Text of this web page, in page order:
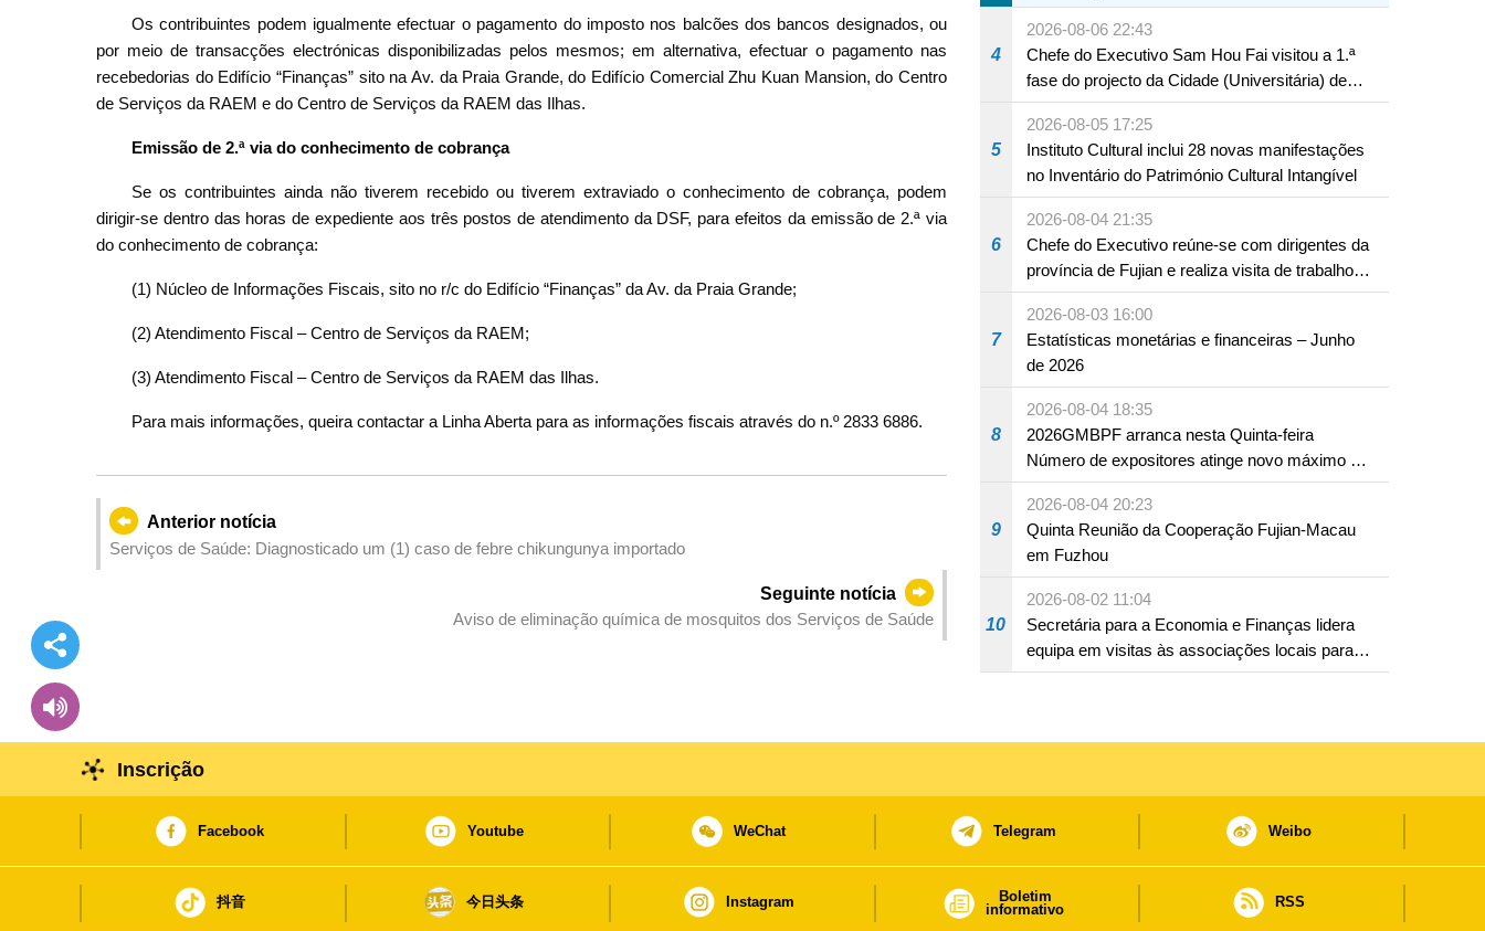
Os contribuintes podem igualmente efectuar o pagamento do imposto nos balcões dos bancos designados, ou
por meio de transacções electrónicas disponibilizadas pelos mesmos; em alternativa, efectuar o pagamento nas
recebedorias do Edifício “Finanças” sito na Av. da Praia Grande, do Edifício Comercial Zhu Kuan Mansion, do Centro
de Serviços da RAEM e do Centro de Serviços da RAEM das Ilhas.
Emissão de 2.ª via do conhecimento de cobrança
Se os contribuintes ainda não tiverem recebido ou tiverem extraviado o conhecimento de cobrança, podem
dirigir-se dentro das horas de expediente aos três postos de atendimento da DSF, para efeitos da emissão de 2.ª via
do conhecimento de cobrança:
(1) Núcleo de Informações Fiscais, sito no r/c do Edifício “Finanças” da Av. da Praia Grande;
(2) Atendimento Fiscal – Centro de Serviços da RAEM;
(3) Atendimento Fiscal – Centro de Serviços da RAEM das Ilhas.
Para mais informações, queira contactar a Linha Aberta para as informações fiscais através do n.º 2833 6886.
Anterior notícia
Serviços de Saúde: Diagnosticado um (1) caso de febre chikungunya importado
Seguinte notícia
Aviso de eliminação química de mosquitos dos Serviços de Saúde
A12 da Zona A dos Novos Aterros
4
2026-08-06 22:43
Chefe do Executivo Sam Hou Fai visitou a 1.ª
fase do projecto da Cidade (Universitária) de
Educação Internacional de Macau e Hengqin
5
2026-08-05 17:25
Instituto Cultural inclui 28 novas manifestações
no Inventário do Património Cultural Intangível
6
2026-08-04 21:35
Chefe do Executivo reúne-se com dirigentes da
província de Fujian e realiza visita de trabalho
em Fuzhou
7
2026-08-03 16:00
Estatísticas monetárias e financeiras – Junho
de 2026
8
2026-08-04 18:35
2026GMBPF arranca nesta Quinta-feira
Número de expositores atinge novo máximo em
18 anos
9
2026-08-04 20:23
Quinta Reunião da Cooperação Fujian-Macau
em Fuzhou
10
2026-08-02 11:04
Secretária para a Economia e Finanças lidera
equipa em visitas às associações locais para
consolidar consensos e promover os trabalhos
Inscrição
Facebook Youtube WeChat Telegram Weibo
抖音 今日头条 Instagram
Boletim
informativo
RSS